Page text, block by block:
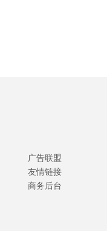
广告联盟
友情链接
商务后台